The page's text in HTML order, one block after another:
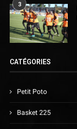
3
CATÉGORIES
Petit Poto
Basket 225